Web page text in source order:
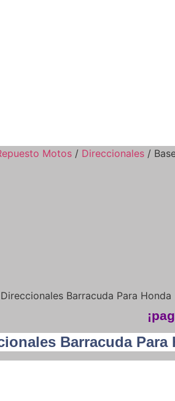
Motos / Direccionales /
Barracuda Para Honda
Barracuda Para